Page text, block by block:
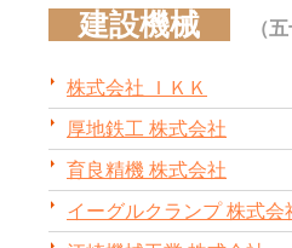
建設機械 （五
株式会社 ＩＫＫ
厚地鉄工 株式会社
育良精機 株式会社
イーグルクランプ 株式会